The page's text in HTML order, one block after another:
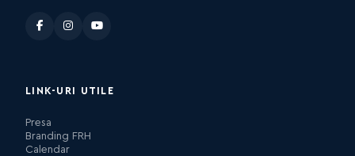
LINK-URI UTILE
Presa
Branding FRH
Calendar